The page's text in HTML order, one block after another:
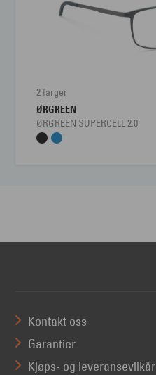
2 farger
ØRGREEN
ØRGREEN SUPERCELL 2.0
Kontakt oss
Garantier
Kjøps- og leveransevilkår